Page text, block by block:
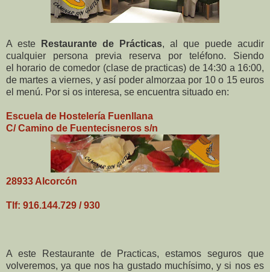
A este Restaurante de Prácticas, al que puede acudir
cualquier persona previa reserva por teléfono. Siendo
el horario de comedor (clase de practicas) de 14:30 a 16:00,
de martes a viernes, y así poder almorzaa por 10 o 15 euros
el menú. Por si os interesa, se encuentra situado en:
Escuela de Hostelería Fuenllana
C/ Camino de Fuentecisneros s/n
28933 Alcorcón
Tlf: 916.144.729 / 930
A este Restaurante de Practicas, estamos seguros que
volveremos, ya que nos ha gustado muchísimo, y si nos es